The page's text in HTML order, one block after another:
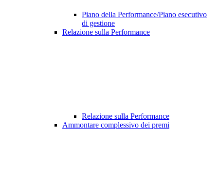
Piano della Performance/Piano esecutivo
di gestione
Relazione sulla Performance
Relazione sulla Performance
Ammontare complessivo dei premi